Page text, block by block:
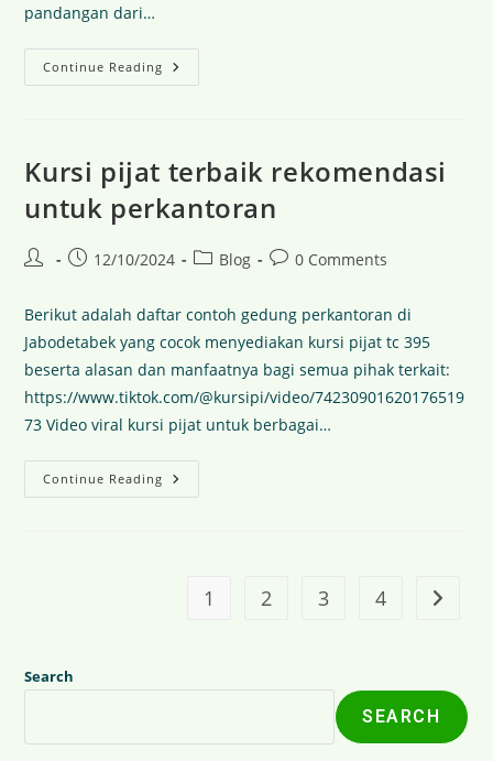
pandangan dari…
Continue Reading
Kursi pijat terbaik rekomendasi
untuk perkantoran
12/10/2024 Blog 0 Comments
Berikut adalah daftar contoh gedung perkantoran di
Jabodetabek yang cocok menyediakan kursi pijat tc 395
beserta alasan dan manfaatnya bagi semua pihak terkait:
https://www.tiktok.com/@kursipi/video/74230901620176519
73 Video viral kursi pijat untuk berbagai…
Continue Reading
1 2 3 4
Search
SEARCH